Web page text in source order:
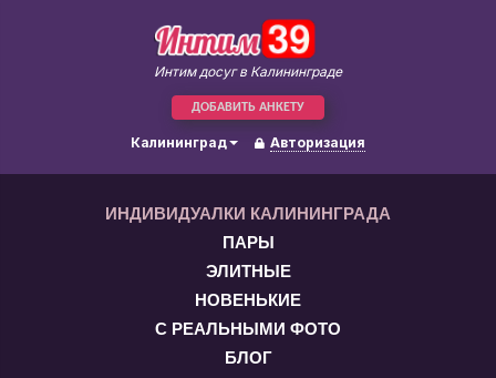
Интим досуг в Калининграде
ДОБАВИТЬ АНКЕТУ
Калининград Авторизация
ИНДИВИДУАЛКИ КАЛИНИНГРАДА
ПАРЫ
ЭЛИТНЫЕ
НОВЕНЬКИЕ
С РЕАЛЬНЫМИ ФОТО
БЛОГ